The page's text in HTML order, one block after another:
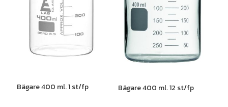
Bägare 400 ml. 1 st/fp Bägare 400 ml. 12 st/fp